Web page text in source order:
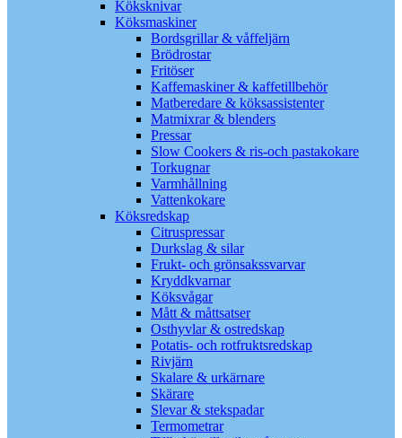
Köksknivar
Köksmaskiner
Bordsgrillar & våffeljärn
Brödrostar
Fritöser
Kaffemaskiner & kaffetillbehör
Matberedare & köksassistenter
Matmixrar & blenders
Pressar
Slow Cookers & ris-och pastakokare
Torkugnar
Varmhållning
Vattenkokare
Köksredskap
Citruspressar
Durkslag & silar
Frukt- och grönsakssvarvar
Kryddkvarnar
Köksvågar
Mått & måttsatser
Osthyvlar & ostredskap
Potatis- och rotfruktsredskap
Rivjärn
Skalare & urkärnare
Skärare
Slevar & stekspadar
Termometrar